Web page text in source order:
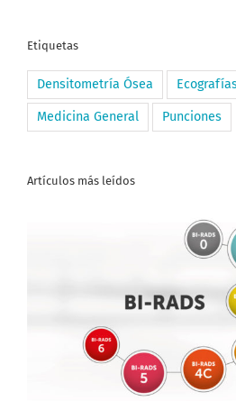
Etiquetas
Densitometría Ósea
Medicina General Punciones
Artículos más leídos